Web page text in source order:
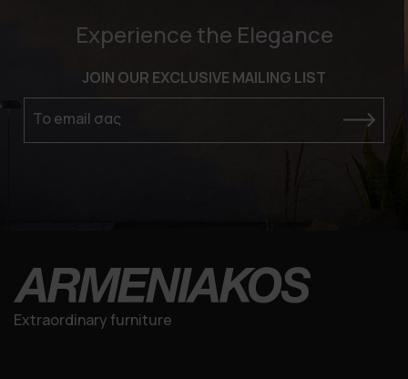
Experience the Elegance
JOIN OUR EXCLUSIVE MAILING LIST
Το email σας
Extraordinary furniture